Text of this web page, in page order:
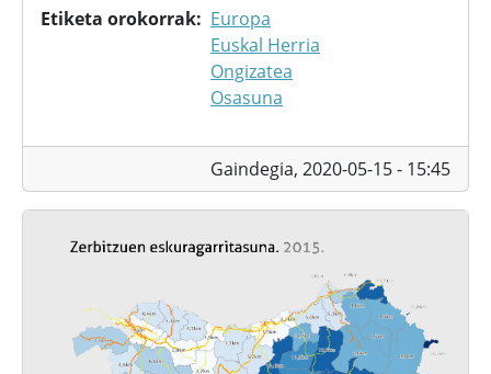
Etiketa orokorrak
Europa
Euskal Herria
Ongizatea
Osasuna
Gaindegia, 2020-05-15 - 15:45